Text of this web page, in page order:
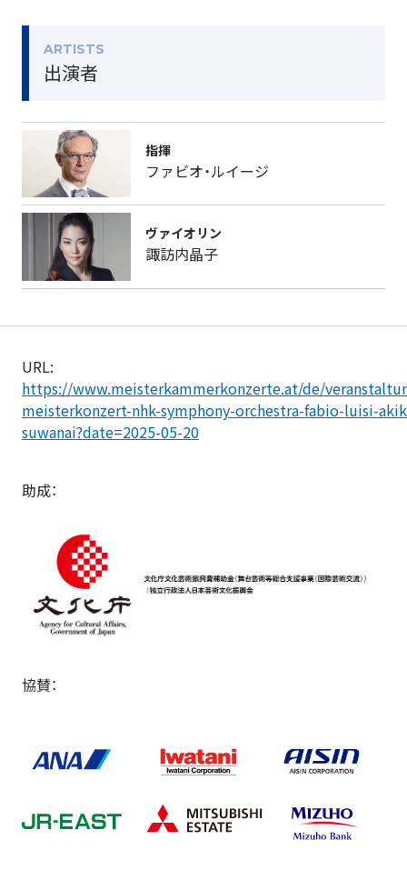
ARTISTS
出演者
指揮
ファビオ・ルイージ
ヴァイオリン
諏訪内晶子
URL:
https://www.meisterkammerkonzerte.at/de/
meisterkonzert-nhk-symphony-orchestra-fabio-luisi-
suwanai?date=2025-05-20
助成：
協賛：